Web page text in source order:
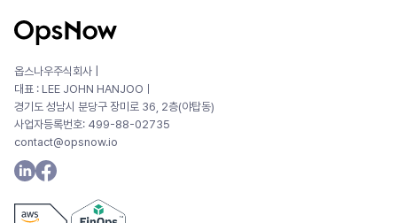
옵스나우주식회사 |
대표 : LEE JOHN HANJOOㅣ
경기도 성남시 분당구 장미로 36, 2층(야탑동)
사업자등록번호: 499-88-02735
contact@opsnow.io